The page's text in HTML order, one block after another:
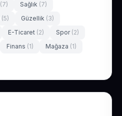
(7) Sağlık (7)
(5) Güzellik (3)
E-Ticaret (2) Spor (2)
Finans (1) Mağaza (1)